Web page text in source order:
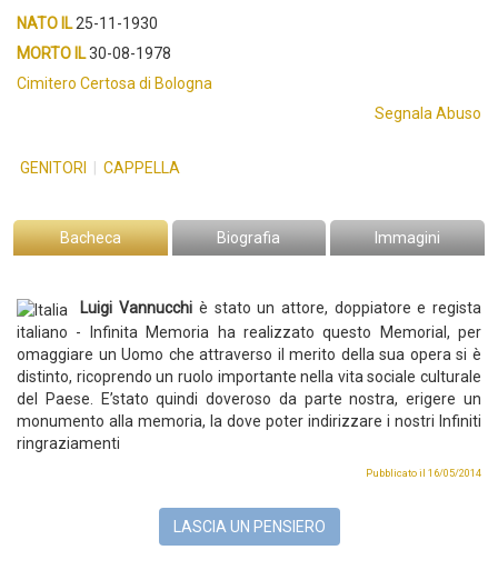
NATO IL25-11-1930
MORTO IL30-08-1978
Cimitero Certosa di Bologna
Segnala Abuso
GENITORI CAPPELLA
Bacheca Biografia Immagini
Luigi Vannucchi è stato un attore, doppiatore e regista
italiano -
Infinita Memoria ha realizzato questo Memorial, per
omaggiare un Uomo che attraverso il merito della sua opera si è
distinto, ricoprendo un ruolo importante nella vita sociale culturale
del Paese. E’stato quindi doveroso da parte nostra, erigere un
monumento alla memoria, la dove poter indirizzare i nostri Infiniti
ringraziamenti
Pubblicato il 16/05/2014
LASCIA UN PENSIERO